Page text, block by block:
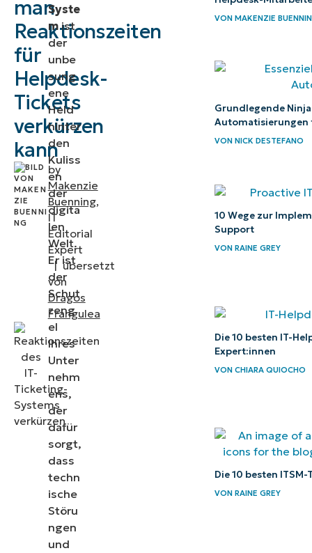
man
Reaktionszeiten
für
Helpdesk-
Tickets
verkürzen
kann
by
Makenzie
Buenning,
IT
Editorial
Expert
| übersetzt
von
Dragos
Frangulea
Schlüsselstrategien
Ticket-
Antwortzeiten
Wählen Sie
erstklassige
Ticketing-
Effizienz
Syste
mist
der
unbe
sung
ene
Held
hinter
den
Kuliss
en
der
digita
len
Welt.
Er ist
der
Schut
zeng
el
Ihres
Unter
nehm
ens,
der
dafür
sorgt,
dass
techn
ische
Störu
ngen
und
VON MAKENZIE
Grundlegende
Automatisierungen
VON NICK DESTEFANO
10 Wege zur
Support
VON RAINE GREY
Die 10 besten IT-
Expert:innen
VON CHIARA QUIOCHO
Die 10 besten ITSM-
VON RAINE GREY